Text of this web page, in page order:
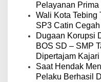
Pelayanan
Wali Kota Tebing
SP3 Catin
Dugaan Korupsi
BOS SD – SMP
Dipertajam
Saat Hendak
Pelaku Berhasil